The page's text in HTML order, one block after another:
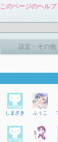
このページのヘルプ
設定・その他
しまざき ふぅこ